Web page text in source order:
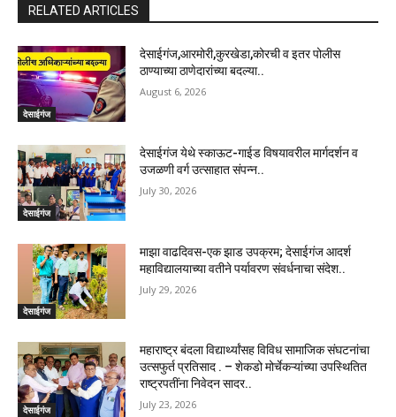
RELATED ARTICLES
देसाईगंज
देसाईगंज,आरमोरी,कुरखेडा,कोरची व इतर पोलीस
ठाण्याच्या ठाणेदारांच्या बदल्या..
August 6, 2026
देसाईगंज
देसाईगंज येथे स्काऊट-गाईड विषयावरील मार्गदर्शन व
उजळणी वर्ग उत्साहात संपन्न..
July 30, 2026
देसाईगंज
माझा वाढदिवस-एक झाड उपक्रम; देसाईगंज आदर्श
महाविद्यालयाच्या वतीने पर्यावरण संवर्धनाचा संदेश..
July 29, 2026
देसाईगंज
महाराष्ट्र बंदला विद्यार्थ्यांसह विविध सामाजिक संघटनांचा
उत्सफुर्त प्रतिसाद . – शेकडो मोर्चेकऱ्यांच्या उपस्थितित
राष्ट्रपतींना निवेदन सादर..
July 23, 2026